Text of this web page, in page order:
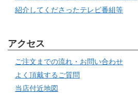
紹介してくださったテレビ番組等
アクセス
ご注文までの流れ・お問い合わせ
よく頂戴するご質問
当店付近地図